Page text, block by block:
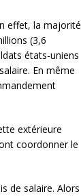
effet, la majorité
(3,6
états-uniens
En même
extérieure
coordonner le
de salaire. Alors